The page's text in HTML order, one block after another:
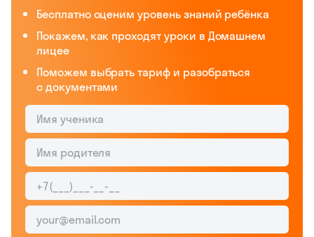
Бесплатно оценим уровень знаний ребёнка
Покажем, как проходят уроки в Домашнем
лицее
Поможем выбрать тариф и разобраться
с документами